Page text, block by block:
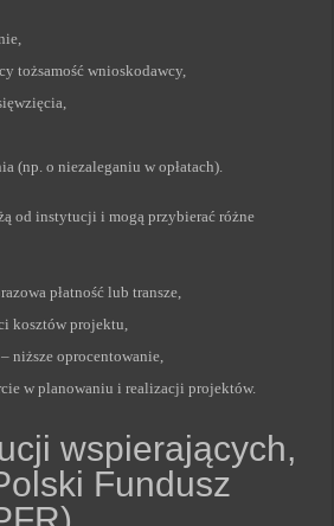
tożsamość wnioskodawcy,
(np. o niezaleganiu w opłatach).
od instytucji i mogą przybierać różne
płatność lub transze,
kosztów projektu,
niższe oprocentowanie,
w planowaniu i realizacji projektów.
wspierających,
Fundusz